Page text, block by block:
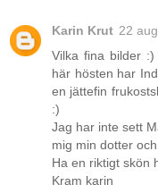
Karin Krut 22
Vilka fina bilder
här hösten har
en jättefin
:)
Jag har inte sett
mig min dotter
Ha en riktigt skön
Kram karin